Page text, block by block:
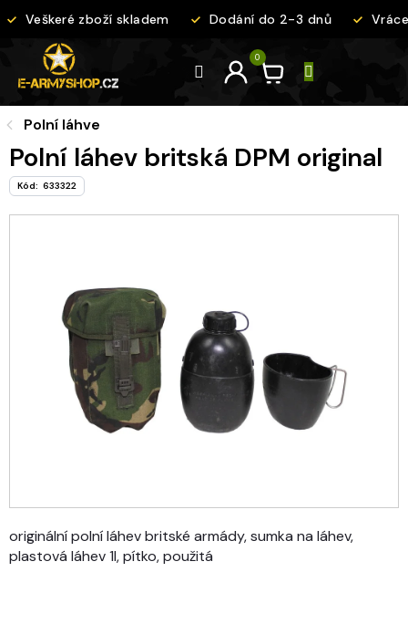
na
Veškeré zboží skladem Dodání do 2-3 dnů
Polní láhve
Polní láhev britská DPM original
Kód: 633322
originální polní láhev britské armády, sumka na láhev,
plastová láhev 1l, pítko, použitá